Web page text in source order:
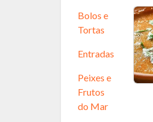
Bolos e
Tortas
Entradas
Peixes e
Frutos
do Mar